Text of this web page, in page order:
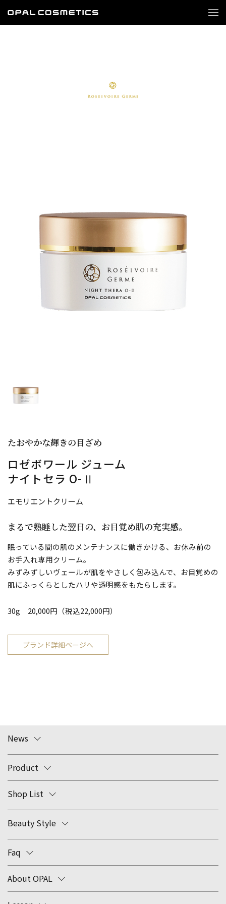
たおやかな輝きの目ざめ
ロゼボワール ジューム
ナイトセラ O-Ⅱ
エモリエントクリーム
まるで熟睡した翌日の、お目覚め肌の充実感。
眠っている間の肌のメンテナンスに働きかける、お休み前の
お手入れ専用クリーム。
みずみずしいヴェールが肌をやさしく包み込んで、お目覚めの
肌にふっくらとしたハリや透明感をもたらします。
30g 20,000円（税込22,000円）
ブランド詳細ページへ
News
Product
Shop List
Beauty Style
Faq
About OPAL